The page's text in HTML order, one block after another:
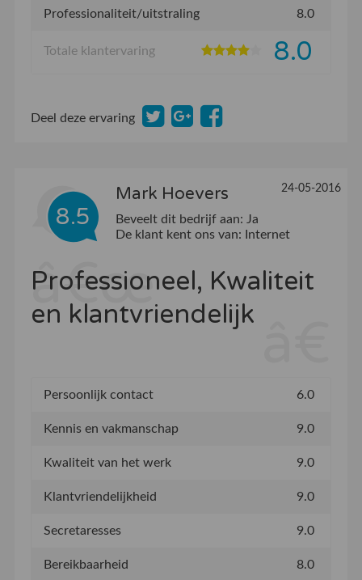
Professionaliteit/uitstraling 8.0
Totale klantervaring 8.0
Deel deze ervaring
8.5
Mark Hoevers 24-05-2016
Beveelt dit bedrijf aan: Ja
De klant kent ons van:
Internet
Professioneel, Kwaliteit
en klantvriendelijk
Persoonlijk contact 6.0
Kennis en vakmanschap 9.0
Kwaliteit van het werk 9.0
Klantvriendelijkheid 9.0
Secretaresses 9.0
Bereikbaarheid 8.0